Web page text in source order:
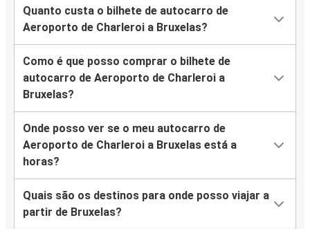
Quanto custa o bilhete de autocarro de
Aeroporto de Charleroi a Bruxelas?
Como é que posso comprar o bilhete de
autocarro de Aeroporto de Charleroi a
Bruxelas?
Onde posso ver se o meu autocarro de
Aeroporto de Charleroi a Bruxelas está a
horas?
Quais são os destinos para onde posso viajar a
partir de Bruxelas?